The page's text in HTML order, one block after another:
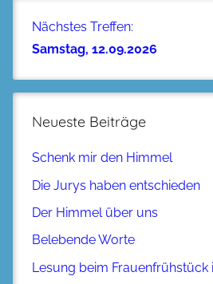
Nächstes Treffen:
Samstag, 12.09.2026
Neueste Beiträge
Schenk mir den Himmel
Die Jurys haben entschieden
Der Himmel über uns
Belebende Worte
Lesung beim Frauenfrühstück